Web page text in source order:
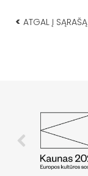
< ATGAL Į SĄRAŠĄ